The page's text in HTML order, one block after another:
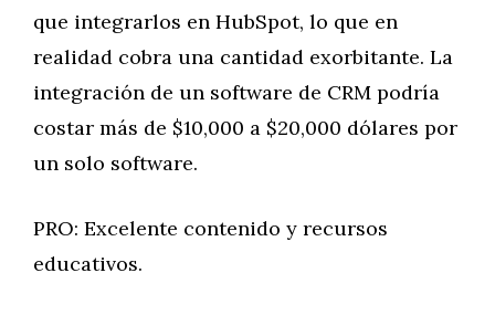
que integrarlos en HubSpot, lo que en
realidad cobra una cantidad exorbitante. La
integración de un software de CRM podría
costar más de $10,000 a $20,000 dólares por
un solo software.
PRO: Excelente contenido y recursos
educativos.